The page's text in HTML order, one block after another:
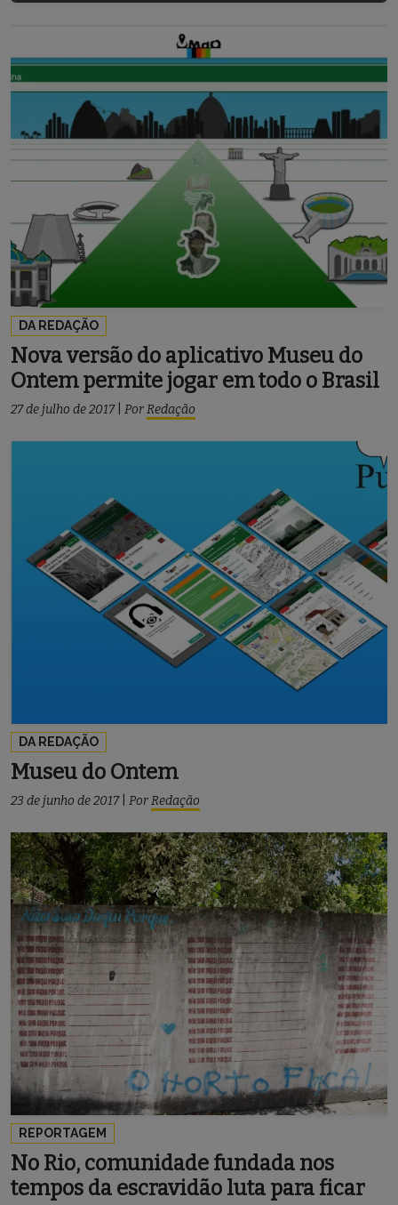
DA REDAÇÃO
Nova versão do aplicativo Museu do
Ontem permite jogar em todo o Brasil
27 de julho de 2017 PorRedação
DA REDAÇÃO
Museu do Ontem
23 de junho de 2017 PorRedação
REPORTAGEM
No Rio, comunidade fundada nos
tempos da escravidão luta para ficar